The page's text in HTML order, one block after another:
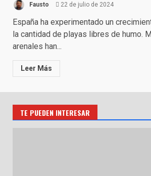
Fausto 22 de julio de 2024
España ha experimentado un
la cantidad de playas libres de humo.
arenales han...
Leer Más
TE PUEDEN INTERESAR